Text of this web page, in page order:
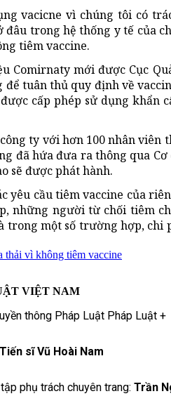
vacicne vì chúng tôi có
trong hệ thống y tế của
tiêm vaccine.
Comirnaty mới được Cục
tuân thủ quy định về
cấp phép sử dụng khẩn
ty với hơn 100 nhân viên
đã hứa đưa ra thông qua Cơ
sẽ được phát hành.
yêu cầu tiêm vaccine của
những người từ chối tiêm
một số trường hợp, chi
thải vì không tiêm vaccine
VIỆT NAM
thông Pháp Luật Pháp Luật +
Tiến sĩ Vũ Hoài Nam
phụ trách chuyên trang: Trần